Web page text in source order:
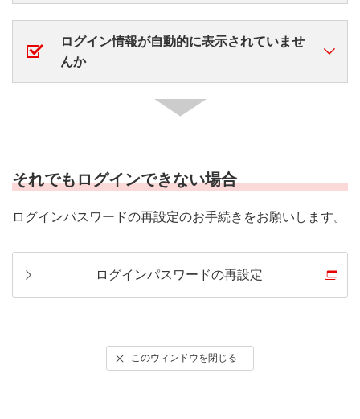
登録した代表口座が分からない場合は、
ー
までお問い合わせください。
パスワードが正確に入力できない場合があります。解
除してから入力してください。
キーボードの「NumLock」キーを押すたびにオン／オフ
ログイン情報が自動的に表示されていませ
んか
自動的に表示されている場合は、一度すべてを削除し
次回以降も表示されないようにする場合は、ブラウザ
の保存情報を削除してください。
ブラウザの操作方法
それでもログインできない場合
ログインパスワードの再設定のお手続きをお願いします。
ログインパスワードの再設定
このウィンドウを閉じる